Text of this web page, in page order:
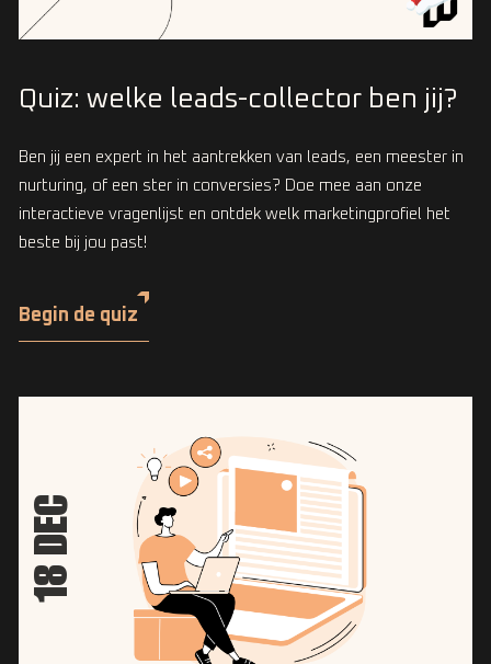
Quiz: welke leads-collector ben jij?
Ben jij een expert in het aantrekken van leads, een meester in
nurturing, of een ster in conversies? Doe mee aan onze
interactieve vragenlijst en ontdek welk marketingprofiel het
beste bij jou past!
Begin de quiz
18 DEC